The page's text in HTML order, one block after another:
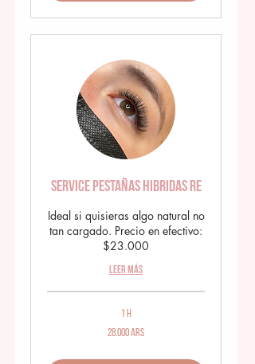
Service Pestañas Hibridas RE
Ideal si quisieras algo natural no
tan cargado. Precio en efectivo:
$23.000
Leer más
1 h
28.000 ARS